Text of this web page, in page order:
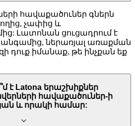
հավաքածուներ գներն
չափից և
Լատոնան ցուցադրում է
ներառյալ առաքման
դուք իմանաք, թե ինչքան եք
է Latona երաշխիքներ
հավաքածուներ-ի
և որակի համար: